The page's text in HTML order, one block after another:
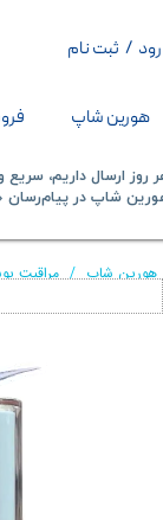
هورین شاپ
/ ثبت نام
حساب کاربری من
تغییر گذر واژه
خروج از حساب
روز ارسال داریم،
شاپ در پیام‌رسان
هورین شاپ مراقبت